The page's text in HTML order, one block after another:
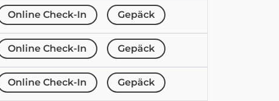
Online Check-In Gepäck
Online Check-In Gepäck
Online Check-In Gepäck